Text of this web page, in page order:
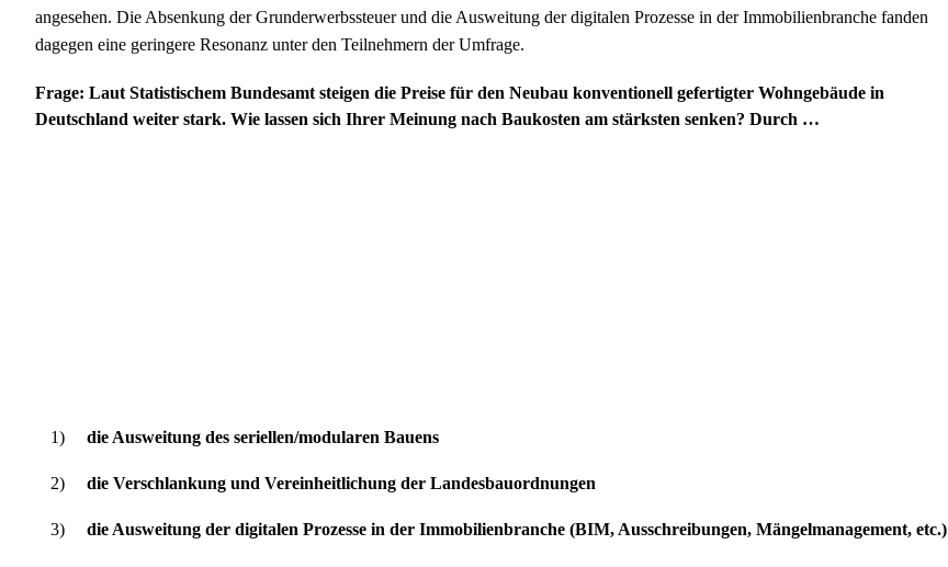
angesehen. Die Absenkung der Grunderwerbssteuer und die Ausweitung der digitalen Prozesse in der Immobilienbranche fanden
dagegen eine geringere Resonanz unter den Teilnehmern der Umfrage.
Frage: Laut Statistischem Bundesamt steigen die Preise für den Neubau konventionell gefertigter Wohngebäude in
Deutschland weiter stark. Wie lassen sich Ihrer Meinung nach Baukosten am stärksten senken? Durch …
1) die Ausweitung des seriellen/modularen Bauens
2) die Verschlankung und Vereinheitlichung der Landesbauordnungen
3) die Ausweitung der digitalen Prozesse in der Immobilienbranche (BIM, Ausschreibungen, Mängelmanagement, etc.)